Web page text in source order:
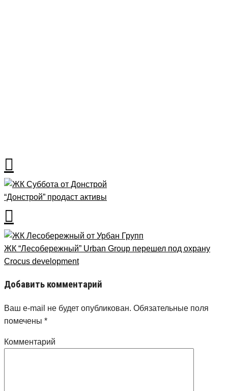
“Донстрой” продаст активы
ЖК “Лесобережный” Urban Group перешел под охрану
Crocus development
Добавить комментарий
Ваш e-mail не будет опубликован. Обязательные поля
помечены *
Комментарий